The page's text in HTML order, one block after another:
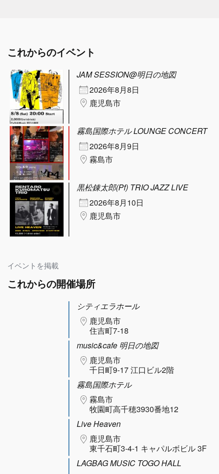
これからのイベント
JAM SESSION@明日の地図
2026年8月8日
鹿児島市
霧島国際ホテル LOUNGE CONCERT
2026年8月9日
霧島市
黒松錬太郎(Pf) TRIO JAZZ LIVE
2026年8月10日
鹿児島市
イベントを掲載
これからの開催場所
シティエラホール
鹿児島市
住吉町7-18
music&cafe 明日の地図
鹿児島市
千日町9-17 江口ビル2階
霧島国際ホテル
霧島市
牧園町高千穂3930番地12
Live Heaven
鹿児島市
東千石町3-4-1 キャパルボビル 3F
LAGBAG MUSIC TOGO HALL